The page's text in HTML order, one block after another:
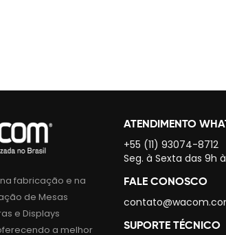
fabricação e na
de Mesas
e Displays
a melhor
ATENDIMENTO
+55 (11) 93074-8712
Seg. à Sexta das 9h
FALE CONOSCO
SUPORTE TÉCNICO